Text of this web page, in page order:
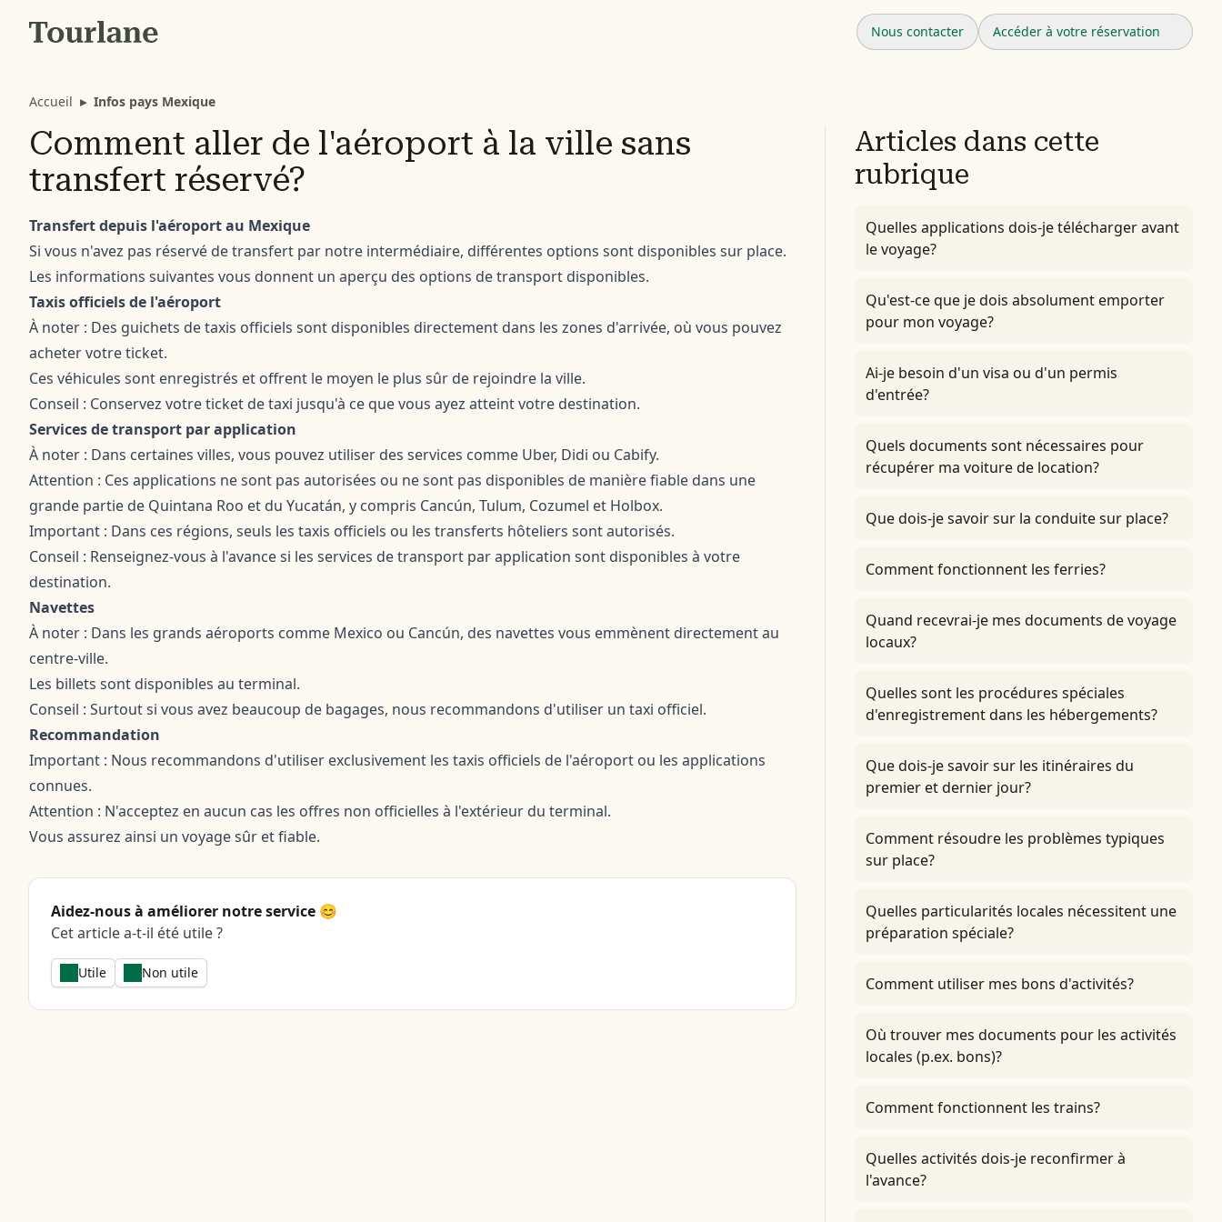
Nous contacter Accéder à votre réservation
Accueil ▸ Infos pays Mexique
Comment aller de l'aéroport à la ville sans
transfert réservé?
Transfert depuis l'aéroport au Mexique
Si vous n'avez pas réservé de transfert par notre intermédiaire, différentes options sont disponibles sur place.
Les informations suivantes vous donnent un aperçu des options de transport disponibles.
Taxis officiels de l'aéroport
À noter : Des guichets de taxis officiels sont disponibles directement dans les zones d'arrivée, où vous pouvez
acheter votre ticket.
Ces véhicules sont enregistrés et offrent le moyen le plus sûr de rejoindre la ville.
Conseil : Conservez votre ticket de taxi jusqu'à ce que vous ayez atteint votre destination.
Services de transport par application
À noter : Dans certaines villes, vous pouvez utiliser des services comme Uber, Didi ou Cabify.
Attention : Ces applications ne sont pas autorisées ou ne sont pas disponibles de manière fiable dans une
grande partie de Quintana Roo et du Yucatán, y compris Cancún, Tulum, Cozumel et Holbox.
Important : Dans ces régions, seuls les taxis officiels ou les transferts hôteliers sont autorisés.
Conseil : Renseignez-vous à l'avance si les services de transport par application sont disponibles à votre
destination.
Navettes
À noter : Dans les grands aéroports comme Mexico ou Cancún, des navettes vous emmènent directement au
centre-ville.
Les billets sont disponibles au terminal.
Conseil : Surtout si vous avez beaucoup de bagages, nous recommandons d'utiliser un taxi officiel.
Recommandation
Important : Nous recommandons d'utiliser exclusivement les taxis officiels de l'aéroport ou les applications
connues.
Attention : N'acceptez en aucun cas les offres non officielles à l'extérieur du terminal.
Vous assurez ainsi un voyage sûr et fiable.
Aidez-nous à améliorer notre service 😊
Cet article a-t-il été utile ?
Utile Non utile
Articles dans cette
rubrique
Quelles applications dois-je télécharger avant
le voyage?
Qu'est-ce que je dois absolument emporter
pour mon voyage?
Ai-je besoin d'un visa ou d'un permis
d'entrée?
Quels documents sont nécessaires pour
récupérer ma voiture de location?
Que dois-je savoir sur la conduite sur place?
Comment fonctionnent les ferries?
Quand recevrai-je mes documents de voyage
locaux?
Quelles sont les procédures spéciales
d'enregistrement dans les hébergements?
Que dois-je savoir sur les itinéraires du
premier et dernier jour?
Comment résoudre les problèmes typiques
sur place?
Quelles particularités locales nécessitent une
préparation spéciale?
Comment utiliser mes bons d'activités?
Où trouver mes documents pour les activités
locales (p.ex. bons)?
Comment fonctionnent les trains?
Quelles activités dois-je reconfirmer à
l'avance?